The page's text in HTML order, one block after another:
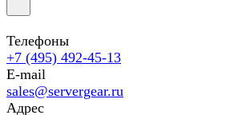
Телефоны
+7 (495) 492-45-13
E-mail
sales@servergear.ru
Адрес